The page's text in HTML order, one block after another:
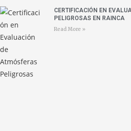
CERTIFICACIÓN EN
PELIGROSAS EN RAINCA
Read More »